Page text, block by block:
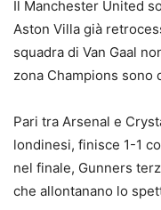
Il Manchester United
Aston Villa già
squadra di Van Gaal
zona Champions sono
Pari tra Arsenal e
londinesi, finisce 1-1
nel finale, Gunners
che allontanano lo